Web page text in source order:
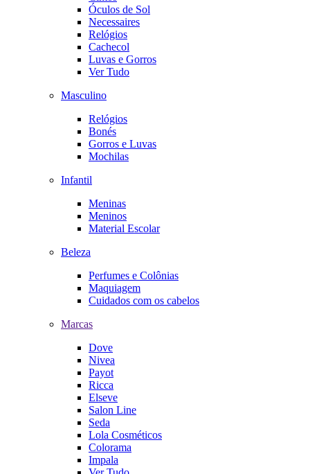
Óculos de Sol
Necessaires
Relógios
Cachecol
Luvas e Gorros
Ver Tudo
Masculino
Relógios
Bonés
Gorros e Luvas
Mochilas
Infantil
Meninas
Meninos
Material Escolar
Beleza
Perfumes e Colônias
Maquiagem
Cuidados com os cabelos
Marcas
Dove
Nivea
Payot
Ricca
Elseve
Salon Line
Seda
Lola Cosméticos
Colorama
Impala